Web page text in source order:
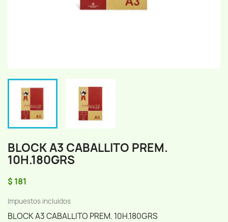
BLOCK A3 CABALLITO PREM.
10H.180GRS
$ 181
Impuestos incluidos
BLOCK A3 CABALLITO PREM. 10H.180GRS